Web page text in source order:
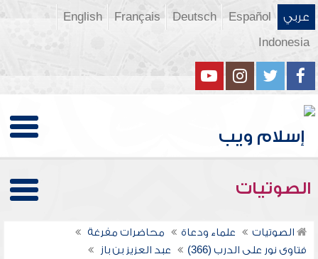
عربي Español
Deutsch
Français
English
Indonesia
الصوتيات
الصوتيات علماء ودعاة
محاضرات مفرغة
فتاوى نور على الدرب (366)
عبد العزيز بن باز